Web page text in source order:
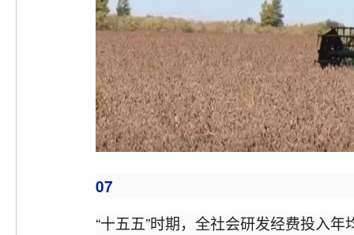
07
“十五五”时期，全社会研发经费投入年